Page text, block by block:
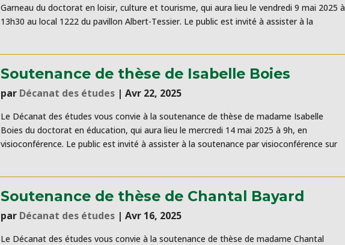
Garneau du doctorat en loisir, culture et tourisme, qui aura lieu le vendredi 9 mai 2025 à
13h30 au local 1222 du pavillon Albert-Tessier. Le public est invité à assister à la
Soutenance de thèse de Isabelle Boies
par Décanat des études |Avr 22, 2025
Le Décanat des études vous convie à la soutenance de thèse de madame Isabelle
Boies du doctorat en éducation, qui aura lieu le mercredi 14 mai 2025 à 9h, en
visioconférence. Le public est invité à assister à la soutenance par visioconférence sur
Soutenance de thèse de Chantal Bayard
par Décanat des études |Avr 16, 2025
Le Décanat des études vous convie à la soutenance de thèse de madame Chantal